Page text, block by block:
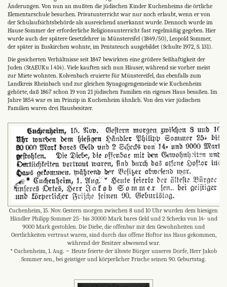
Änderungen. Von nun an mußten die jüdischen Kinder Kuchenheims die örtliche
Elementarschule besuchen. Privatunterricht war nur noch erlaubt, wenn er von
der Schulaufsichtsbehörde als ausreichend anerkannt wurde. Dennoch wurde im
Hause Sommer der erforderliche Religionsunterricht fast regelmäßig gegeben. Hier
wurde auch der spätere Gesetzlehrer in Münstereifel (1849/50), Leopold Sommer,
der später in Euskirchen wohnte, im Pentateuch ausgebildet (Schulte 1972, S. 131).
Die gesicherten Verhältnisse seit 1847 bewirkten eine größere Seßhaftigkeit der
Juden (StAEUKu l 414). Viele kauften sich nun Häuser, während sie vorher meist
zur Miete wohnten. Kolvenbach eruierte für Münstereifel, das ebenfalls zum
Landkreis Rheinbach und zur gleichen Synagogengemeinde wie Kuchenheim
gehörte, daß 1867 schon 19 von 21 jüdischen Familien ein eigenes Haus besaßen. Im
Jahre 1854 war es im Prinzip in Kuchenheim ähnlich. Von den vier jüdischen
Familien waren drei Hausbesitzer.
Cuchenheim, 15. Nov. Gestern morgen zwischen 8 und 10 Uhr wurden dem hiesigen
Händler Philipp Sommer 25- bis 30000 Mark bares Geld und 2 Schecks von 14- und
9000 Mark gestohlen. Die Diebe, die offenbar mit den Gewohnheiten und
Oertlichkeiten vertraut waren, sind durch das offene Hoftor ins Haus gekommen,
während der Besitzer abwesend war.
* Cuchenheim, 1. Aug. ~ Heute feierte der älteste Bürger unseres Dorfe, Herr Jakob
Sommer sen., bei geistiger und körperlicher Frische seinen 90. Geburtstag.